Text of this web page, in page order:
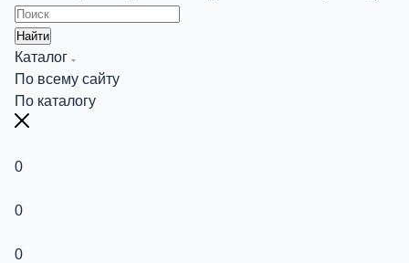
Найти
Каталог
По всему сайту
По каталогу
0
0
0